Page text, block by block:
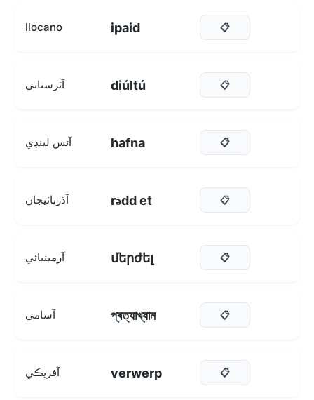
Ilocano ipaid 📋
آئرستاني diúltú 📋
آئس لينڊي hafna 📋
آذربائيجان rədd et 📋
آرمينيائي մերժել 📋
آسامي প্ৰত্যাখ্যান 📋
آفريڪي verwerp 📋